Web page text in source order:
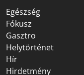
Egészség
Fókusz
Gasztro
Helytörténet
Hír
Hirdetmény